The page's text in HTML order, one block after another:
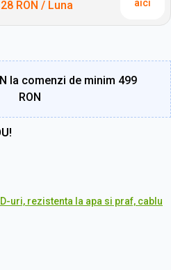
RON / Luna
aici
la comenzi de minim 499
RON
uri, rezistenta la apa si praf, cablu